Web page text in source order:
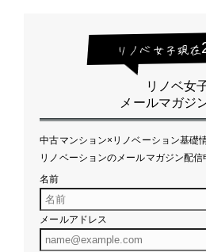
リノベ女
メールマガジ
中古マンション×リノベーション基礎
リノベーションのメールマガジン配信
名前
メールアドレス